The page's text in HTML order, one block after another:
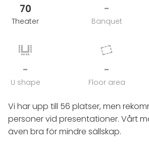
70
Theater
-
Banquet
-
U shape
-
Floor area
Vi har upp till 56 platser, men
personer vid presentationer. Vårt
även bra för mindre sällskap.